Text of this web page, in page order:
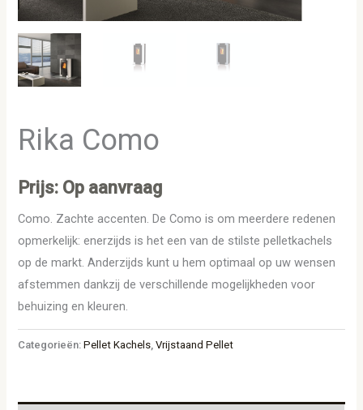
Rika Como
Prijs: Op aanvraag
Como. Zachte accenten. De Como is om meerdere redenen
opmerkelijk: enerzijds is het een van de stilste pelletkachels
op de markt. Anderzijds kunt u hem optimaal op uw wensen
afstemmen dankzij de verschillende mogelijkheden voor
behuizing en kleuren.
Categorieën:Pellet Kachels ,Vrijstaand Pellet